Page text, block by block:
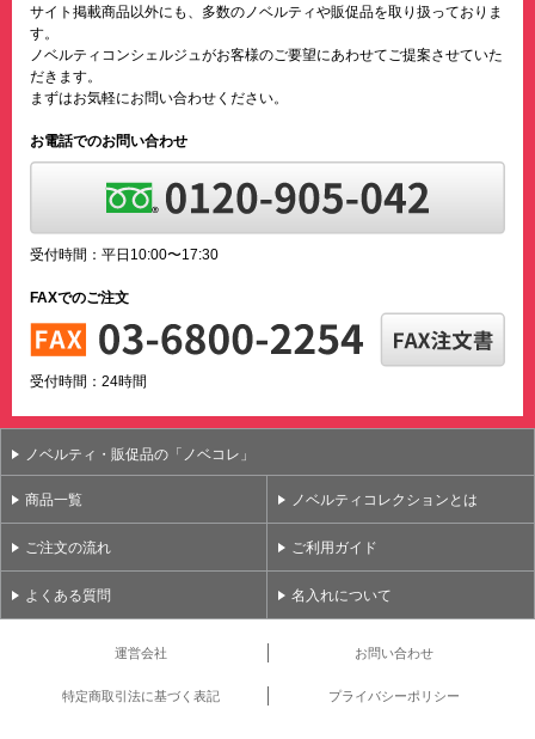
サイト掲載商品以外にも、多数のノベルティや販促品を取り扱っておりま
す。
ノベルティコンシェルジュがお客様のご要望にあわせてご提案させていた
だきます。
まずはお気軽にお問い合わせください。
お電話でのお問い合わせ
受付時間：平日10:00〜17:30
FAXでのご注文
受付時間：24時間
ノベルティ・販促品の「ノベコレ」
商品一覧 ノベルティコレクションとは
ご注文の流れ ご利用ガイド
よくある質問 名入れについて
運営会社 お問い合わせ
特定商取引法に基づく表記 プライバシーポリシー